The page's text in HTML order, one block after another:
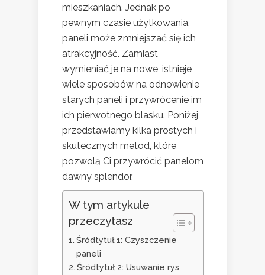
mieszkaniach. Jednak po
pewnym czasie użytkowania,
paneli może zmniejszać się ich
atrakcyjność. Zamiast
wymieniać je na nowe, istnieje
wiele sposobów na odnowienie
starych paneli i przywrócenie im
ich pierwotnego blasku. Poniżej
przedstawiamy kilka prostych i
skutecznych metod, które
pozwolą Ci przywrócić panelom
dawny splendor.
W tym artykule
przeczytasz
Śródtytuł 1: Czyszczenie
paneli
Śródtytuł 2: Usuwanie rys